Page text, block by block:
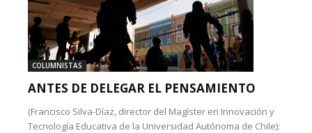
COLUMNISTAS
ANTES DE DELEGAR EL PENSAMIENTO
(Francisco Silva-Díaz, director del Magíster en Innovación y
Tecnología Educativa de la Universidad Autónoma de Chile):